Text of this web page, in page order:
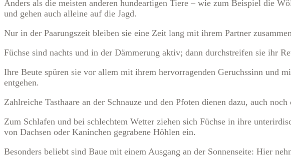
Anders als die meisten anderen hundeartigen Tiere – wie zum Beispiel die
und gehen auch alleine auf die Jagd.
Nur in der Paarungszeit bleiben sie eine Zeit lang mit ihrem Partner
Füchse sind nachts und in der Dämmerung aktiv; dann durchstreifen sie ihr
Ihre Beute spüren sie vor allem mit ihrem hervorragenden Geruchssinn und
entgehen.
Zahlreiche Tasthaare an der Schnauze und den Pfoten dienen dazu, auch
Zum Schlafen und bei schlechtem Wetter ziehen sich Füchse in ihre
von Dachsen oder Kaninchen gegrabene Höhlen ein.
Besonders beliebt sind Baue mit einem Ausgang an der Sonnenseite: Hier